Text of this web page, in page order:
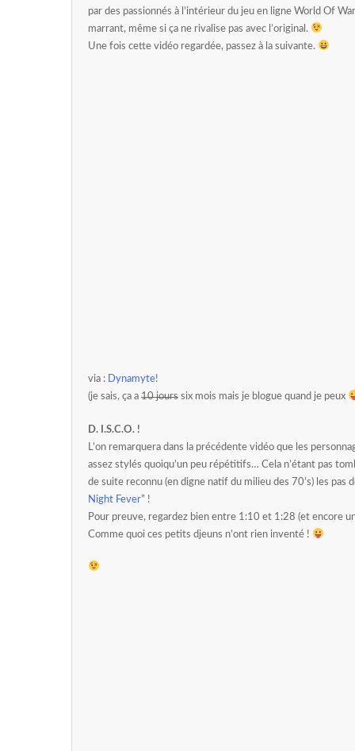
par des passionnés à l’intérieur du jeu en ligne World Of
marrant, même si ça ne rivalise pas avec l’original.
Une fois cette vidéo regardée, passez à la suivante.
via : Dynamyte!
(je sais, ça a 10 jours six mois mais je blogue quand je peux
D. I.S.C.O. !
L’on remarquera dans la précédente vidéo que les
assez stylés quoiqu’un peu répétitifs… Cela n’étant pas
de suite reconnu (en digne natif du milieu des 70’s) les pas
Night Fever” !
Pour preuve, regardez bien entre 1:10 et 1:28 (et encore
Comme quoi ces petits djeuns n’ont rien inventé !